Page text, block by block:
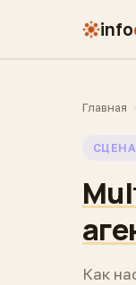
info
Главная
Как